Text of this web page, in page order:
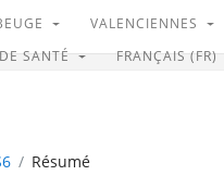
VALENCIENNES
SANTÉ
FRANÇAIS ‎(FR)‎
Résumé